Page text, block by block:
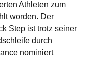
Athleten zum
worden. Der
Step ist trotz seiner
durch
nominiert